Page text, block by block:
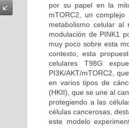
por su papel en la
mTORC2, un
metabolismo celular
modulación de PINK1
muy poco sobre esta
contexto, esta
celulares T98G
PI3K/AKT/mTORC2,
en varios tipos de
(HKII), que se une al
protegiendo a las
células cancerosas,
este modelo